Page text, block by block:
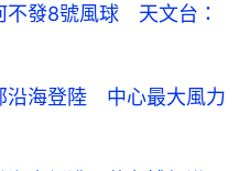
不發8號風球 天文台：
沿海登陸 中心最大風力